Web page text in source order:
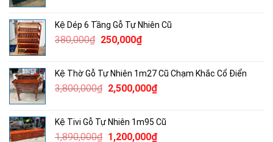
4,600,000₫.là:
Kệ Dép 6 Tầng Gỗ Tự Nhiên Cũ
380,000₫ Giá
380,000₫.
250,000₫Giá
là:
250,000₫.
Kệ Thờ Gỗ Tự Nhiên 1m27 Cũ Chạm Khắc Cổ Điển
3,800,000₫ Giá
3,800,000₫.
2,500,000₫Giá
là:
2,500,000₫.
Kệ Tivi Gỗ Tự Nhiên 1m95 Cũ
1,890,000₫ Giá
1,200,000₫Giá